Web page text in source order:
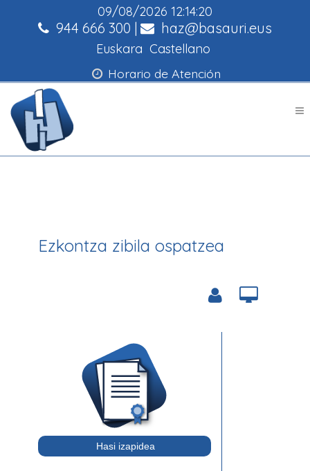
09/08/2026 12:14:20
944 666 300 | haz@basauri.eus
Euskara Castellano
Horario de Atención